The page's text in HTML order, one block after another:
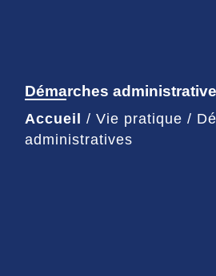
Démarches
Accueil / Vie pratique /
administratives